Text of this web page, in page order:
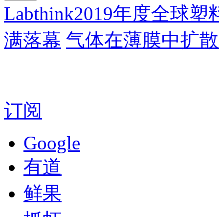
Labthink2019年度全球
满落幕 气体在薄膜中扩
订阅
Google
有道
鲜果